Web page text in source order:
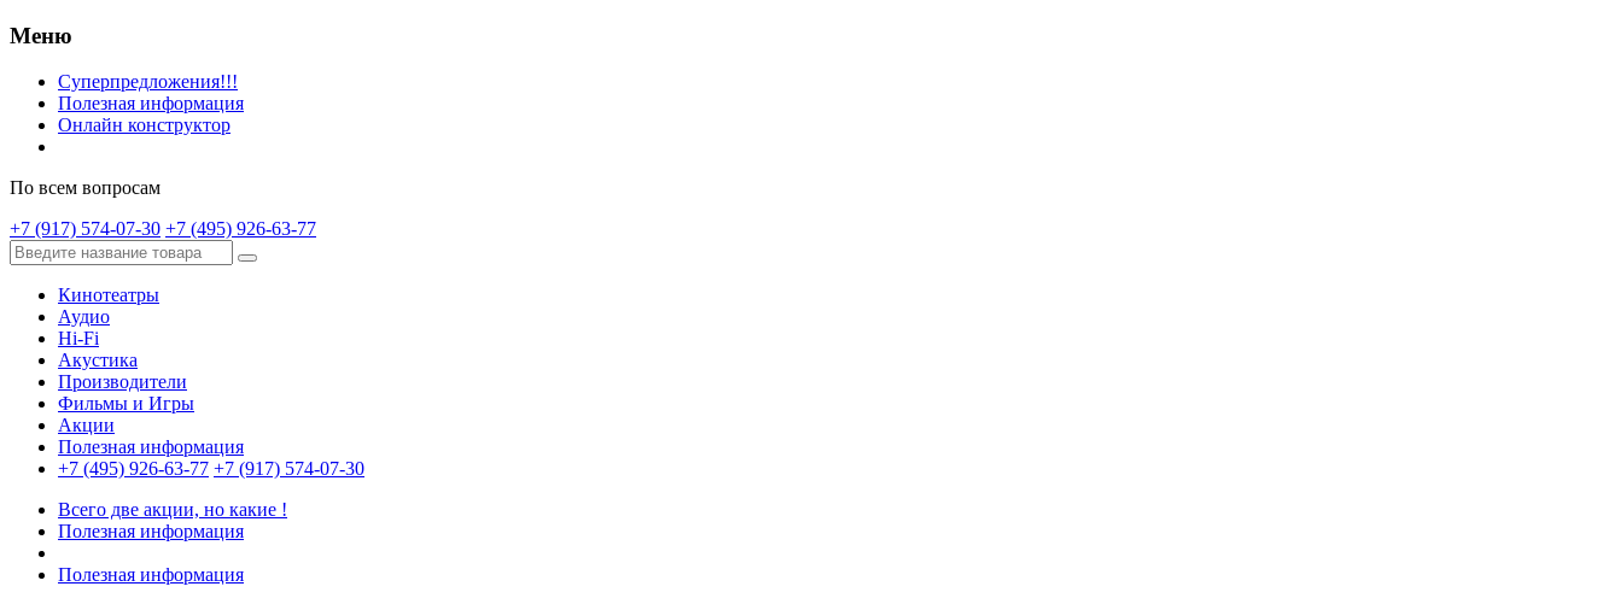
Меню
Суперпредложения!!!
Полезная информация
Онлайн конструктор
По всем вопросам
+7 (917) 574-07-30 +7 (495) 926-63-77
Кинотеатры
Аудио
Hi-Fi
Акустика
Производители
Фильмы и Игры
Акции
Полезная информация
+7 (495) 926-63-77 +7 (917) 574-07-30
Всего две акции, но какие !
Полезная информация
Полезная информация